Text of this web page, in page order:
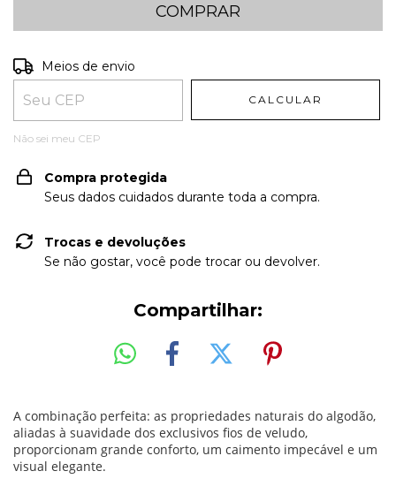
Entregas para o CEP:
Meios de envio
CALCULAR
Não sei meu CEP
Compra protegida
Seus dados cuidados durante toda a compra.
Trocas e devoluções
Se não gostar, você pode trocar ou devolver.
Compartilhar:
A combinação perfeita: as propriedades naturais do algodão,
aliadas à suavidade dos exclusivos fios de veludo,
proporcionam grande conforto, um caimento impecável e um
visual elegante.